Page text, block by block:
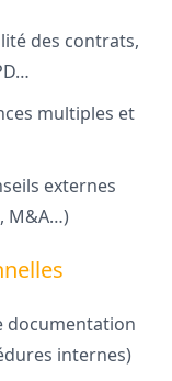
des contrats,
multiples et
externes
M&A…)
documentation
internes)